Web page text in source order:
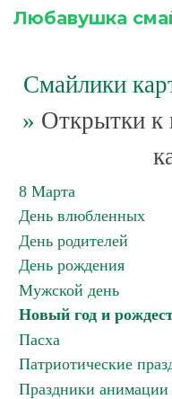
Любавушка
Смайлики
» Открытки к
8 Марта
День влюбленных
День родителей
День рождения
Мужской день
Новый год и
Пасха
Патриотические
Праздники анимации